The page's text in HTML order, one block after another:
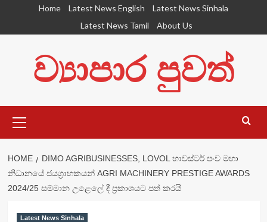
content
Home Latest News English
Latest News Sinhala
Latest News Tamil
About Us
ව්‍යාපාර පුවත්
Menu
HOME
DIMO AGRIBUSINESSES, LOVOL හාවස්ටර් පංච මහා
නිධානයේ ජයග්‍රාහකයන් AGRI MACHINERY PRESTIGE AWARDS
2024/25 සම්මාන උළෙලේ දී ප්‍රකාශයට පත් කරයි
Latest News Sinhala